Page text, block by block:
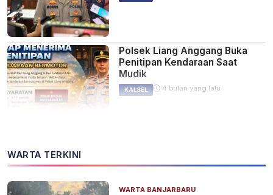
Polsek Liang Anggang Buka
Penitipan Kendaraan Saat
Mudik
KALSEL 4 bulan yang lalu
Kendaraan Saat Mudik Nataru
WARTA TERKINI
WARTA BANJARBARU